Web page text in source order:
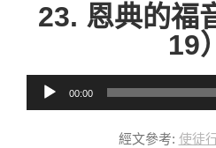
23. 恩典的福
19）
音訊播放器
00:00
經文參考: 使徒